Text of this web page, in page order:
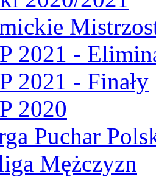
2021 -
2021 - Finały
2020
Puchar
Mężczyzn